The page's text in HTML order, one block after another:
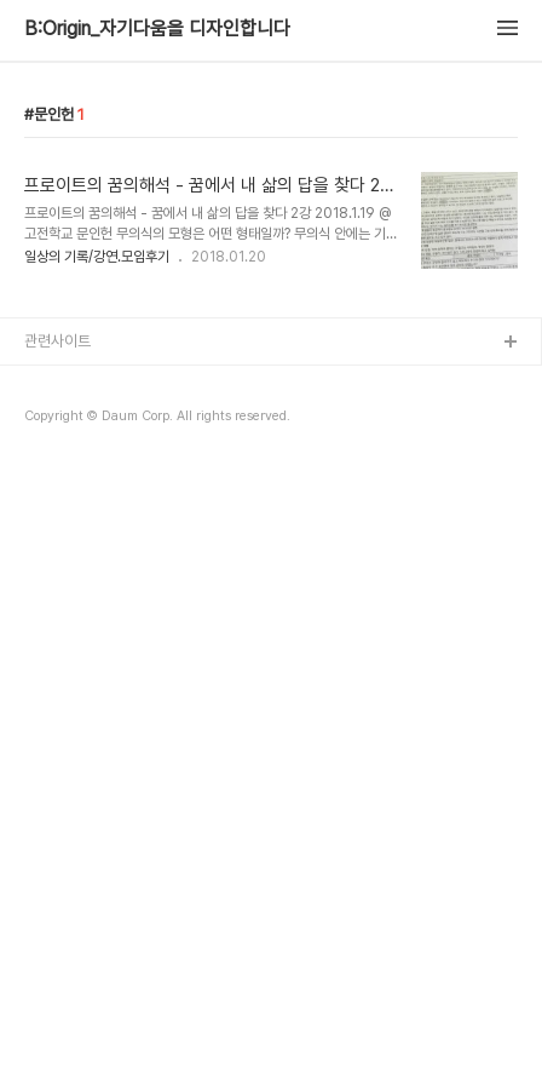
B:Origin_자기다움을 디자인합니다
문인헌 1
프로이트의 꿈의해석 - 꿈에서 내 삶의 답을 찾다 2강
@고전학교 문인헌
프로이트의 꿈의해석 - 꿈에서 내 삶의 답을 찾다 2강 2018.1.19 @
고전학교 문인헌 무의식의 모형은 어떤 형태일까? 무의식 안에는 기억
의 집합체, 즉 경험한 모든 것이 있다. 감정, 욕망의 덩어리가 있을것으
꿈 또한 언어로 표현된다. 단어의 의미를 자유연상해 분석하는 과정을
분석의 이론을 들으면서 약간의..
일상의 기록/강연.모임후기 2018.01.20
Copyright © Daum Corp. All rights reserved.
관련사이트